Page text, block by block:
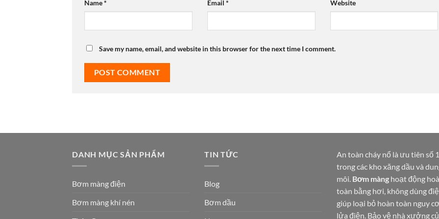
Name* Email * Website
Save my name, email, and website in this browser for the next time I comment.
DANH MỤC SẢN PHẨM
Bơm màng điện
Bơm màng khí nén
TIN TỨC
Blog
Bơm dầu
An toàn cháy nổ là ưu tiên số 1
trong các kho xăng dầu và
môi. Bơm màng hoạt động
toàn bằng hơi, không dùng
giúp loại bỏ hoàn toàn nguy
lửa điện. Bảo vệ nhà xưởng